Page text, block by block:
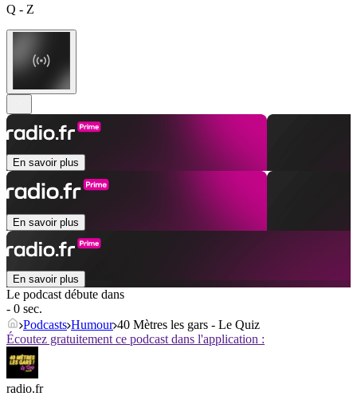
Q - Z
En savoir plus
En savoir plus
En savoir plus
Le podcast débute dans
- 0 sec.
Podcasts Humour 40 Mètres les gars - Le Quiz
Écoutez gratuitement ce podcast dans l'application :
radio.fr